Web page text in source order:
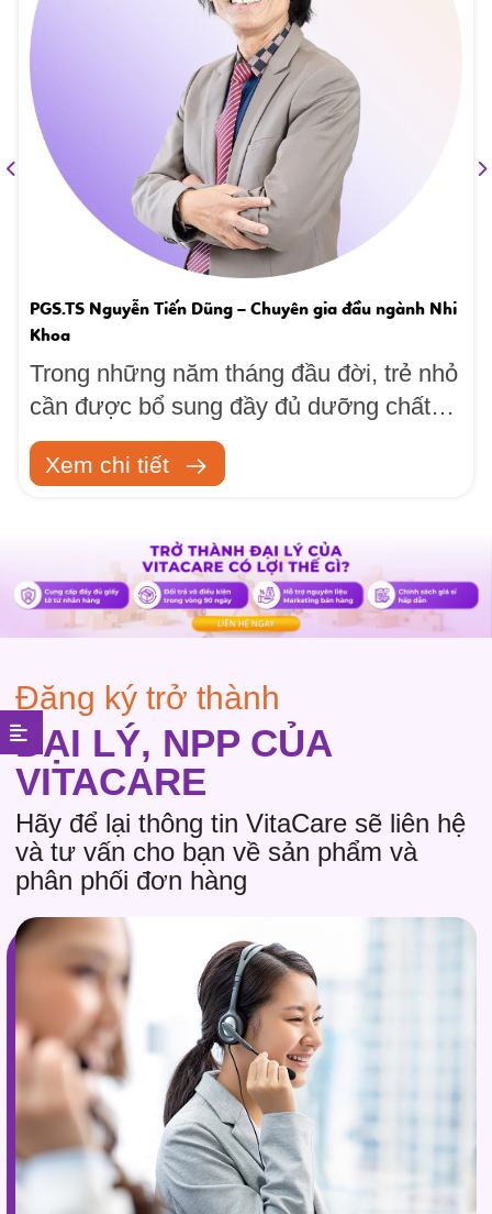
PGS.TS Nguyễn Tiến Dũng – Chuyên gia đầu ngành Nhi
Khoa
Trong những năm tháng đầu đời, trẻ nhỏ
cần được bổ sung đầy đủ dưỡng chất
để phát triển chiều cao, hệ xương – răng
và trí não. Trong đó,...
Xem chi tiết
Đăng ký trở thành
ĐẠI LÝ, NPP CỦA
VITACARE
Hãy để lại thông tin VitaCare sẽ liên hệ
và tư vấn cho bạn về sản phẩm và
phân phối đơn hàng